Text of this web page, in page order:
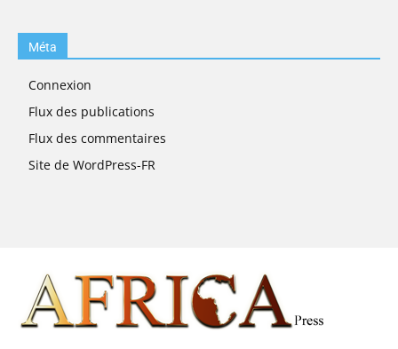
Méta
Connexion
Flux des publications
Flux des commentaires
Site de WordPress-FR